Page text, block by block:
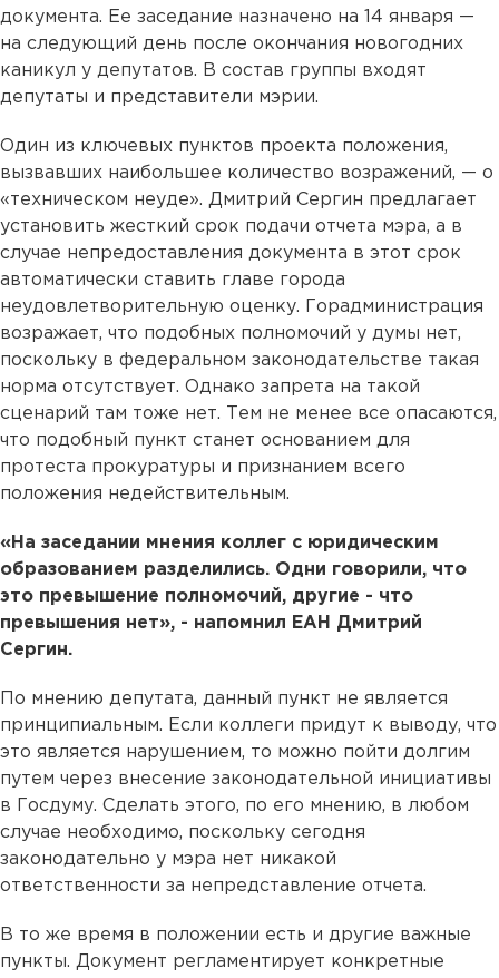
документа. Ее заседание назначено на 14 января —
на следующий день после окончания новогодних
каникул у депутатов. В состав группы входят
депутаты и представители мэрии.
Один из ключевых пунктов проекта положения,
вызвавших наибольшее количество возражений, — о
«техническом неуде». Дмитрий Сергин предлагает
установить жесткий срок подачи отчета мэра, а в
случае непредоставления документа в этот срок
автоматически ставить главе города
неудовлетворительную оценку. Горадминистрация
возражает, что подобных полномочий у думы нет,
поскольку в федеральном законодательстве такая
норма отсутствует. Однако запрета на такой
сценарий там тоже нет. Тем не менее все опасаются,
что подобный пункт станет основанием для
протеста прокуратуры и признанием всего
положения недействительным.
«На заседании мнения коллег с юридическим
образованием разделились. Одни говорили, что
это превышение полномочий, другие - что
превышения нет», - напомнил ЕАН Дмитрий
Сергин.
По мнению депутата, данный пункт не является
принципиальным. Если коллеги придут к выводу, что
это является нарушением, то можно пойти долгим
путем через внесение законодательной инициативы
в Госдуму. Сделать этого, по его мнению, в любом
случае необходимо, поскольку сегодня
законодательно у мэра нет никакой
ответственности за непредставление отчета.
В то же время в положении есть и другие важные
пункты. Документ регламентирует конкретные